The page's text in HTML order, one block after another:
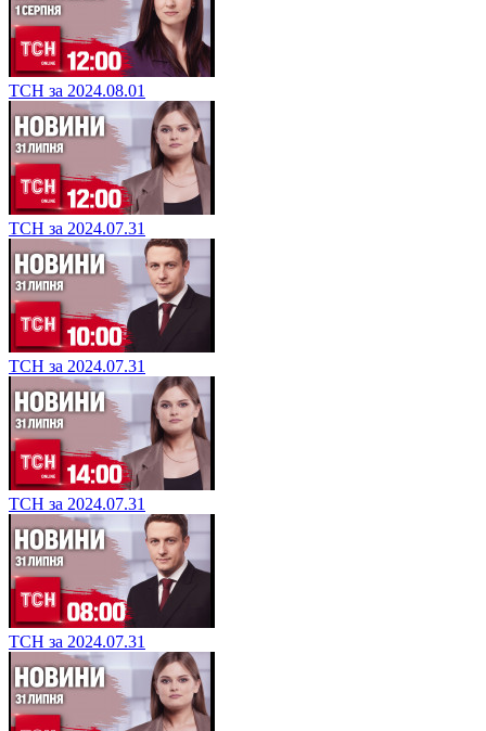
ТСН за 2024.08.01
ТСН за 2024.07.31
ТСН за 2024.07.31
ТСН за 2024.07.31
ТСН за 2024.07.31